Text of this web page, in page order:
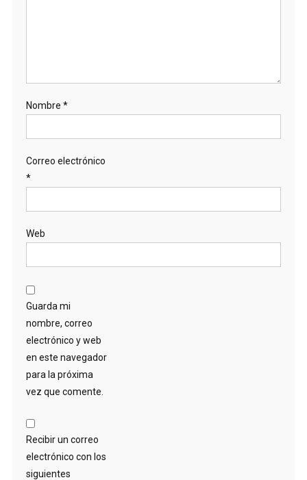
Nombre *
Correo electrónico
*
Web
Guarda mi
nombre, correo
electrónico y web
en este navegador
para la próxima
vez que comente.
Recibir un correo
electrónico con los
siguientes